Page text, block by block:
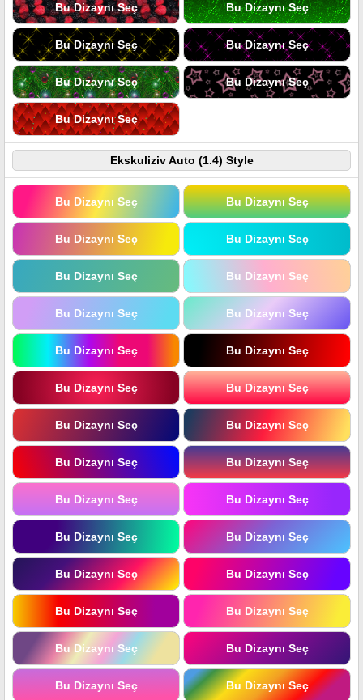
Bu Dizaynı Seç Bu Dizaynı Seç
Bu Dizaynı Seç Bu Dizaynı Seç
Bu Dizaynı Seç Bu Dizaynı Seç
Bu Dizaynı Seç
Ekskuliziv Auto (1.4) Style
Bu Dizaynı Seç Bu Dizaynı Seç
Bu Dizaynı Seç Bu Dizaynı Seç
Bu Dizaynı Seç Bu Dizaynı Seç
Bu Dizaynı Seç Bu Dizaynı Seç
Bu Dizaynı Seç Bu Dizaynı Seç
Bu Dizaynı Seç Bu Dizaynı Seç
Bu Dizaynı Seç Bu Dizaynı Seç
Bu Dizaynı Seç Bu Dizaynı Seç
Bu Dizaynı Seç Bu Dizaynı Seç
Bu Dizaynı Seç Bu Dizaynı Seç
Bu Dizaynı Seç Bu Dizaynı Seç
Bu Dizaynı Seç Bu Dizaynı Seç
Bu Dizaynı Seç Bu Dizaynı Seç
Bu Dizaynı Seç Bu Dizaynı Seç